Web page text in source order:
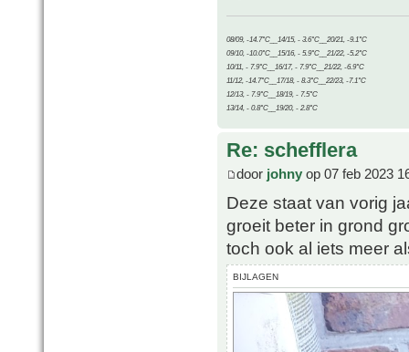
08/09, -14.7°C__14/15, - 3.6°C__20/21, -9.1°C
09/10, -10.0°C__15/16, - 5.9°C__21/22, -5.2°C
10/11, - 7.9°C__16/17, - 7.9°C__21/22, -6.9°C
11/12, -14.7°C__17/18, - 8.3°C__22/23, -7.1°C
12/13, - 7.9°C__18/19, - 7.5°C
13/14, - 0.8°C__19/20, - 2.8°C
Re: schefflera
door johny op 07 feb 2023
Deze staat van vorig
groeit beter in grond
toch ook al iets meer
BIJLAGEN